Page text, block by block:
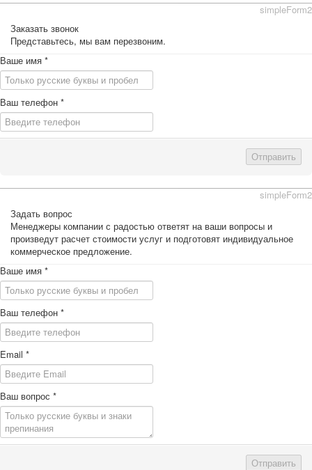
simpleForm2
Заказать звонок
Представьтесь, мы вам перезвоним.
Ваше имя *
Ваш телефон *
Отправить
simpleForm2
Задать вопрос
Менеджеры компании с радостью ответят на ваши вопросы и
произведут расчет стоимости услуг и подготовят индивидуальное
коммерческое предложение.
Ваше имя *
Ваш телефон *
Email *
Ваш вопрос *
Отправить